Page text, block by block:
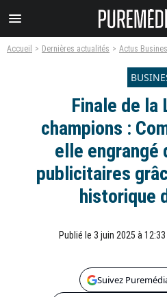
menu
Accueil Dernières actualités Actus
Finale de la
champions :
elle
publicitaires
historique
Publié le 3 juin 2025 à 12:33
Suivez